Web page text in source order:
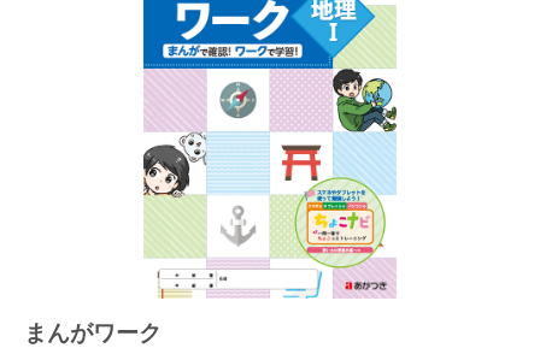
まんがワーク